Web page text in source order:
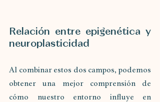
Relación entre epigenética y
neuroplasticidad
Al combinar estos dos campos, podemos
obtener una mejor comprensión de
cómo nuestro entorno influye en